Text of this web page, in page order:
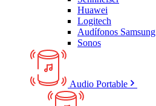
Huawei
Logitech
Audífonos Samsung
Sonos
Audio Portable